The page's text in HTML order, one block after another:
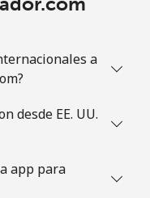
a
desde EE. UU.
app para